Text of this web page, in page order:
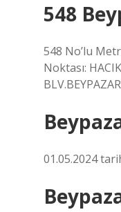
548
548 No’lu
Noktası:
01.05.2024